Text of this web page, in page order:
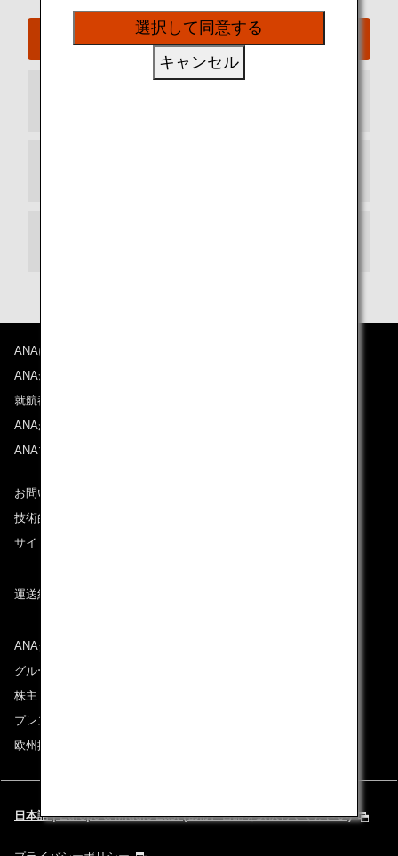
羽田空港国際線ウェブサイト
ANAについて
ANAからのお知らせ
就航都市
ANAがお約束する体験
ANAマイレージクラブ
お問い合わせ
技術的なお問い合わせ（推奨環境）
サイトマップ
運送約款
ANAグループについて
グループ企業一覧
株主・投資家情報
プレスリリース
欧州採用情報
日本語 | Europe & Middle East (都市と言語を選択してください)
選択して同意する
キャンセル